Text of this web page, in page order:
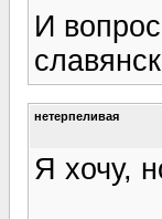
И
нетерпеливая
Я хочу,